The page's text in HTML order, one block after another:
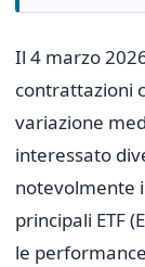
Il 4 marzo
contrattazioni
variazione
interessato
notevolmente
principali ETF
le